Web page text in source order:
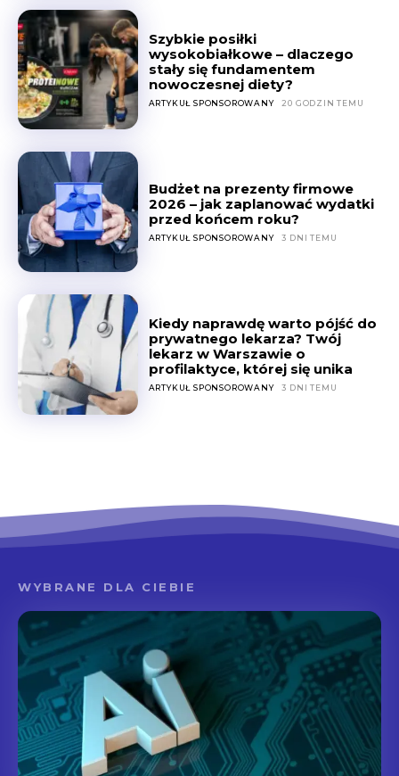
Szybkie posiłki
wysokobiałkowe – dlaczego
stały się fundamentem
nowoczesnej diety?
ARTYKUŁ SPONSOROWANY 20 GODZIN TEMU
Budżet na prezenty firmowe
2026 – jak zaplanować wydatki
przed końcem roku?
ARTYKUŁ SPONSOROWANY 3 DNI TEMU
Kiedy naprawdę warto pójść do
prywatnego lekarza? Twój
lekarz w Warszawie o
profilaktyce, której się unika
ARTYKUŁ SPONSOROWANY 3 DNI TEMU
WYBRANE DLA CIEBIE